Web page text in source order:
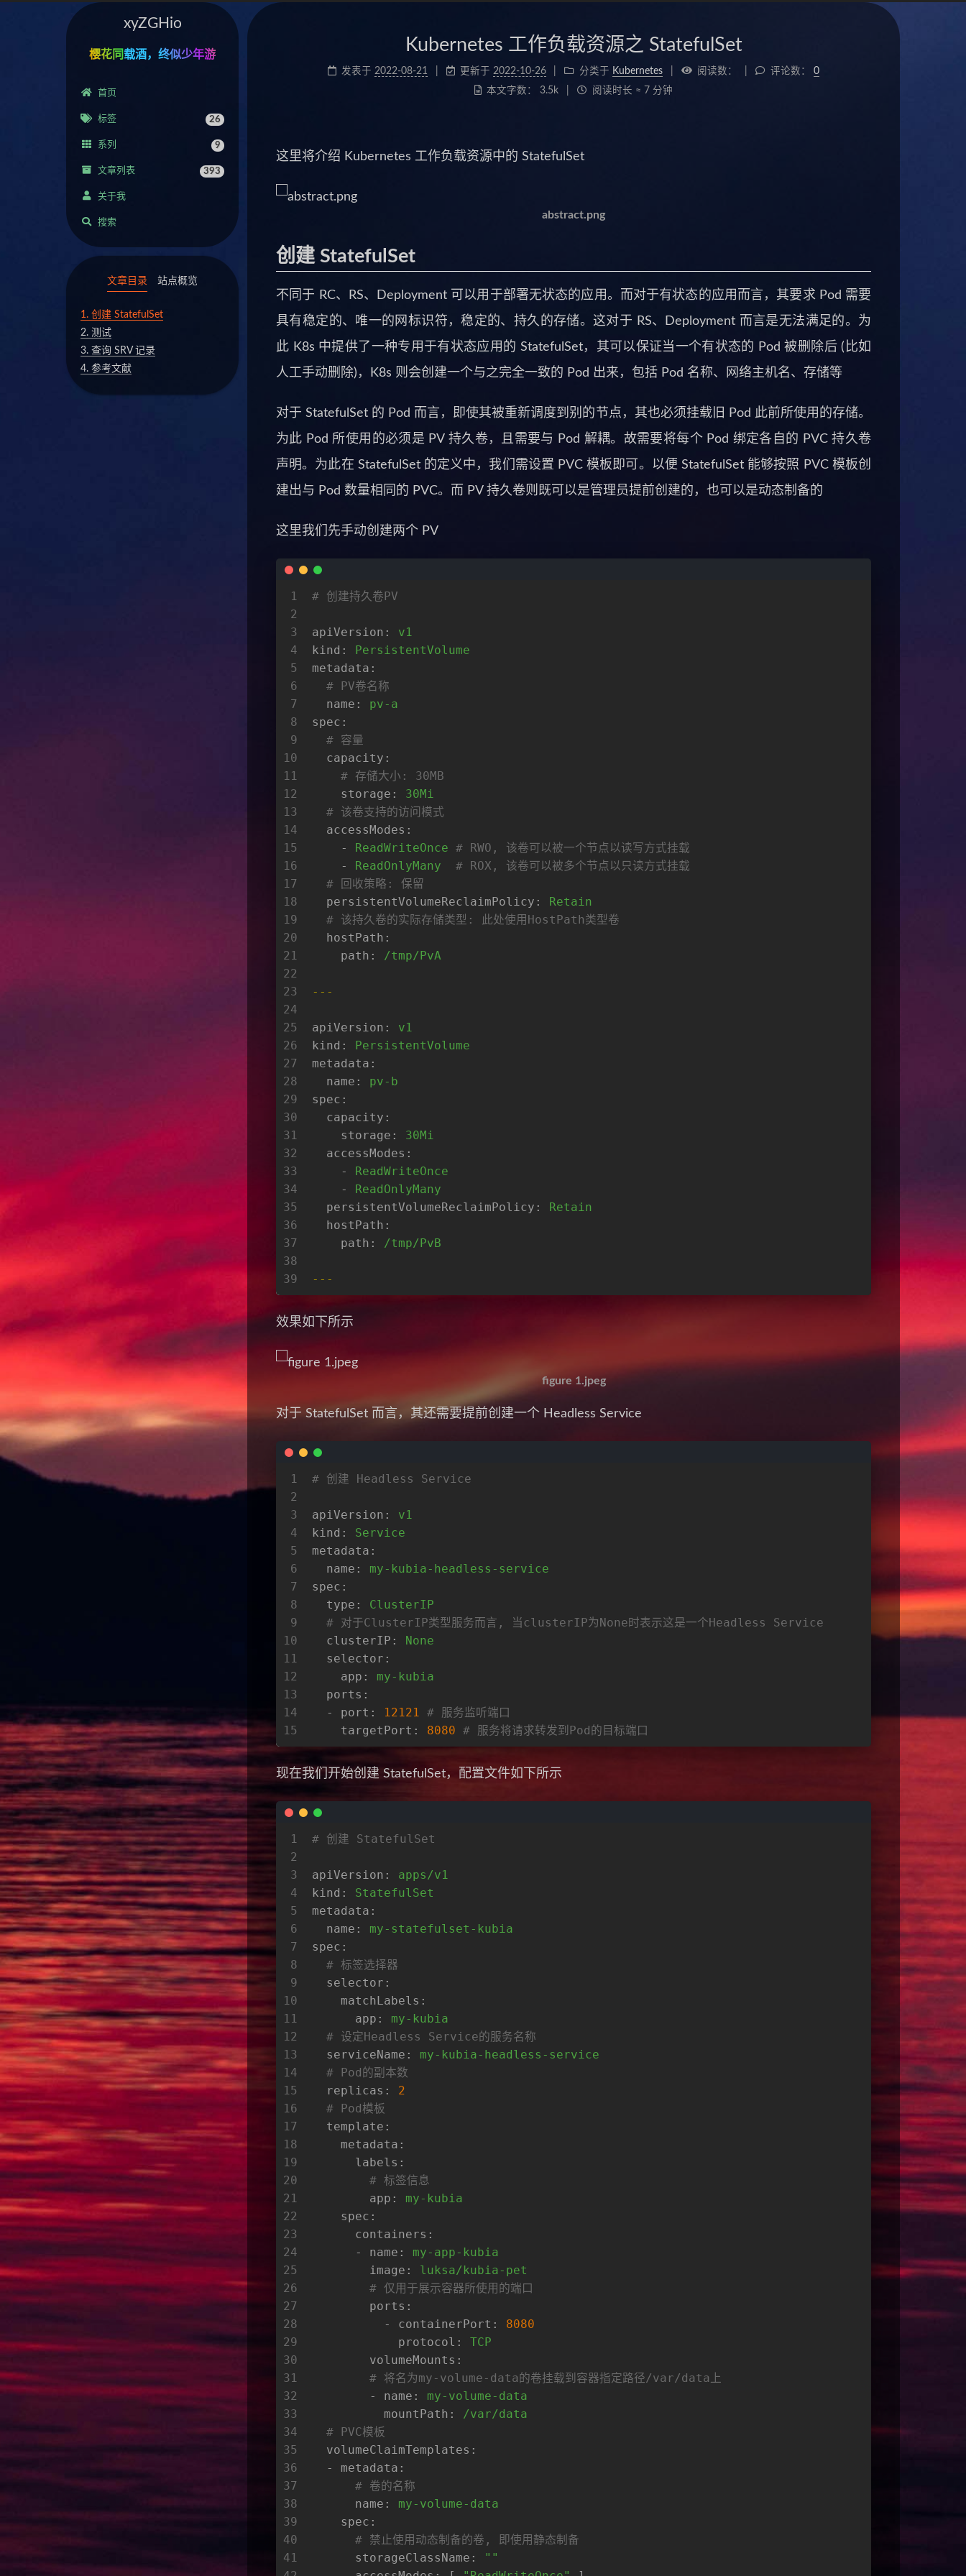
xyZGHio
樱花同载酒，终似少年游
首页
标签 26
系列 9
文章列表 393
关于我
搜索
Kubernetes 工作负载资源之 StatefulSet
发表于 2022-08-21 更新于 2022-10-26 分类于 Kubernetes 阅读数： 评论数：
0
本文字数：
3.5k 阅读时长 ≈ 7 分钟
这里将介绍 Kubernetes 工作负载资源中的 StatefulSet
abstract.png
创建 StatefulSet
不同于 RC、RS、Deployment 可以用于部署无状态的应用。而对于有状态的应用而言，其要求 Pod 需要
具有稳定的、唯一的网标识符，稳定的、持久的存储。这对于 RS、Deployment 而言是无法满足的。为
此 K8s 中提供了一种专用于有状态应用的 StatefulSet，其可以保证当一个有状态的 Pod 被删除后 (比如
人工手动删除)，K8s 则会创建一个与之完全一致的 Pod 出来，包括 Pod 名称、网络主机名、存储等
对于 StatefulSet 的 Pod 而言，即使其被重新调度到别的节点，其也必须挂载旧 Pod 此前所使用的存储。
为此 Pod 所使用的必须是 PV 持久卷，且需要与 Pod 解耦。故需要将每个 Pod 绑定各自的 PVC 持久卷
声明。为此在 StatefulSet 的定义中，我们需设置 PVC 模板即可。以便 StatefulSet 能够按照 PVC 模板创
建出与 Pod 数量相同的 PVC。而 PV 持久卷则既可以是管理员提前创建的，也可以是动态制备的
这里我们先手动创建两个 PV
1
2
3
4
5
6
7
8
9
10
11
12
13
14
15
16
17
18
19
20
21
22
23
24
25
26
27
28
29
30
31
32
33
34
35
36
37
38
39
# 创建持久卷PV
apiVersion:
v1
kind:
PersistentVolume
metadata:
# PV卷名称
name:
pv-a
spec:
# 容量
capacity:
# 存储大小: 30MB
storage:
30Mi
# 该卷支持的访问模式
accessModes:
-
ReadWriteOnce # RWO, 该卷可以被一个节点以读写方式挂载
-
ReadOnlyMany
# ROX, 该卷可以被多个节点以只读方式挂载
# 回收策略: 保留
persistentVolumeReclaimPolicy:
Retain
# 该持久卷的实际存储类型: 此处使用HostPath类型卷
hostPath:
path:
/tmp/PvA
---
apiVersion:
v1
kind:
PersistentVolume
metadata:
name:
pv-b
spec:
capacity:
storage:
30Mi
accessModes:
-
ReadWriteOnce
-
ReadOnlyMany
persistentVolumeReclaimPolicy:
Retain
hostPath:
path:
/tmp/PvB
---
效果如下所示
figure 1.jpeg
对于 StatefulSet 而言，其还需要提前创建一个 Headless Service
1
2
3
4
5
6
7
8
9
10
11
12
13
14
15
# 创建 Headless Service
apiVersion:
v1
kind:
Service
metadata:
name:
my-kubia-headless-service
spec:
type:
ClusterIP
# 对于ClusterIP类型服务而言, 当clusterIP为None时表示这是一个Headless Service
clusterIP:
None
selector:
app:
my-kubia
ports:
-
port: 12121 # 服务监听端口
targetPort:
8080 # 服务将请求转发到Pod的目标端口
现在我们开始创建 StatefulSet，配置文件如下所示
1
2
3
4
5
6
7
8
9
10
11
12
13
14
15
16
17
18
19
20
21
22
23
24
25
26
27
28
29
30
31
32
33
34
35
36
37
38
39
40
41
# 创建 StatefulSet
apiVersion:
apps/v1
kind:
StatefulSet
metadata:
name:
my-statefulset-kubia
spec:
# 标签选择器
selector:
matchLabels:
app:
my-kubia
# 设定Headless Service的服务名称
serviceName:
my-kubia-headless-service
# Pod的副本数
replicas:
2
# Pod模板
template:
metadata:
labels:
# 标签信息
app:
my-kubia
spec:
containers:
-
name:
my-app-kubia
image:
luksa/kubia-pet
# 仅用于展示容器所使用的端口
ports:
-
containerPort:
8080
protocol:
TCP
volumeMounts:
# 将名为my-volume-data的卷挂载到容器指定路径/var/data上
-
name:
my-volume-data
mountPath:
/var/data
# PVC模板
volumeClaimTemplates:
-
metadata:
# 卷的名称
name:
my-volume-data
spec:
# 禁止使用动态制备的卷, 即使用静态制备
storageClassName:
""
文章目录 站点概览
1. 创建 StatefulSet
2. 测试
3. 查询 SRV 记录
4. 参考文献